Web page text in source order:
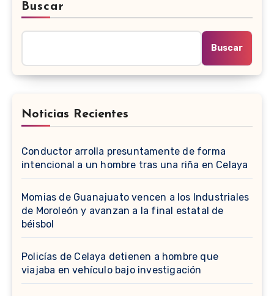
Buscar
Buscar
Noticias Recientes
Conductor arrolla presuntamente de forma
intencional a un hombre tras una riña en Celaya
Momias de Guanajuato vencen a los Industriales
de Moroleón y avanzan a la final estatal de
béisbol
Policías de Celaya detienen a hombre que
viajaba en vehículo bajo investigación